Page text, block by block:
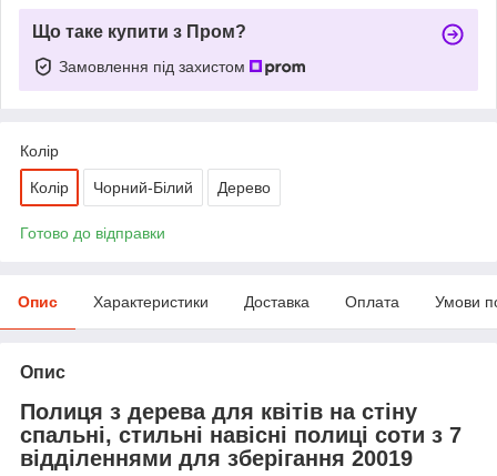
Що таке купити з Пром?
Замовлення під захистом
Колір
Колір Чорний-Білий Дерево
Готово до відправки
Опис Характеристики Доставка Оплата Умови
Опис
Полиця з дерева для квітів на стіну
спальні, стильні навісні полиці соти з 7
відділеннями для зберігання 20019